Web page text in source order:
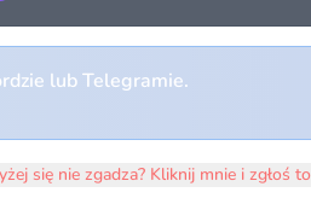
lub Telegramie.
się nie zgadza? Kliknij mnie i zgłoś to